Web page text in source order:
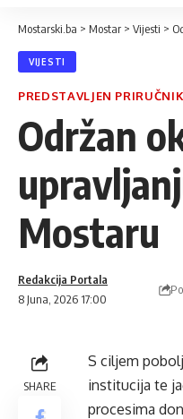
Mostarski.ba > Mostar > Vijesti >
VIJESTI
PREDSTAVLJEN
Održan
Mostaru
8 Juna, 2026 17:00
Redakcija Portala
SHARE
S ciljem
institucija te
procesima